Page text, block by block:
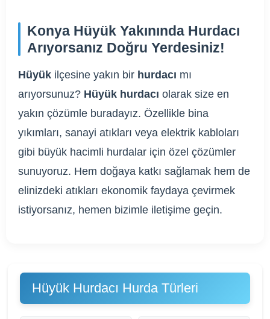
Konya Hüyük Yakınında Hurdacı
Arıyorsanız Doğru Yerdesiniz!
Hüyük ilçesine yakın bir hurdacı mı
arıyorsunuz? Hüyük hurdacı olarak size en
yakın çözümle buradayız. Özellikle bina
yıkımları, sanayi atıkları veya elektrik kabloları
gibi büyük hacimli hurdalar için özel çözümler
sunuyoruz. Hem doğaya katkı sağlamak hem de
elinizdeki atıkları ekonomik faydaya çevirmek
istiyorsanız, hemen bizimle iletişime geçin.
Hüyük Hurdacı Hurda Türleri